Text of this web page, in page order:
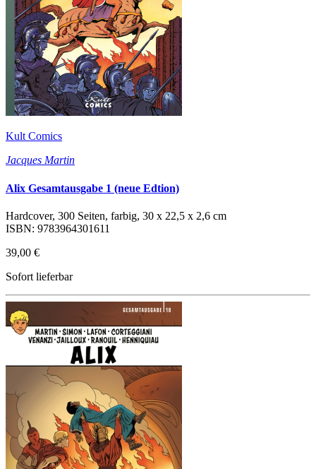
Kult Comics
Jacques Martin
Alix Gesamtausgabe 1 (neue Edtion)
Hardcover, 300 Seiten, farbig, 30 x 22,5 x 2,6 cm
ISBN: 9783964301611
39,00 €
Sofort lieferbar